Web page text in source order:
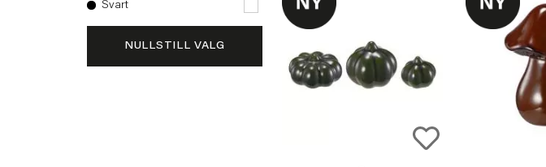
Svart
NULLSTILL VALG